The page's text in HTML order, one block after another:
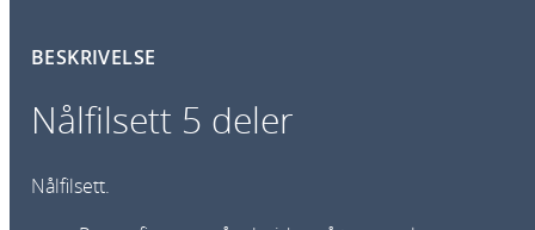
BESKRIVELSE
Nålfilsett 5 deler
Nålfilsett.